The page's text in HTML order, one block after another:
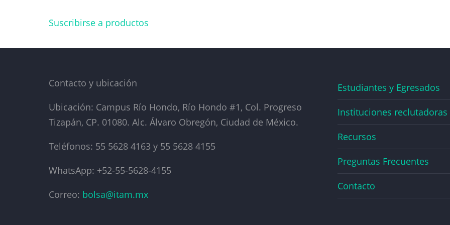
Suscribirse a productos
Contacto y ubicación
Ubicación: Campus Río Hondo, Río Hondo #1, Col. Progreso
Tizapán, CP. 01080. Alc. Álvaro Obregón, Ciudad de México.
Teléfonos: 55 5628 4163 y 55 5628 4155
WhatsApp: +52-55-5628-4155
Correo: bolsa@itam.mx
Estudiantes y Egresados
Instituciones reclutadoras
Recursos
Preguntas Frecuentes
Contacto